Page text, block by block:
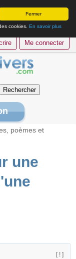
Fermer
cookies. En savoir plus
Me connecter
poèmes et
une
[ ! ]